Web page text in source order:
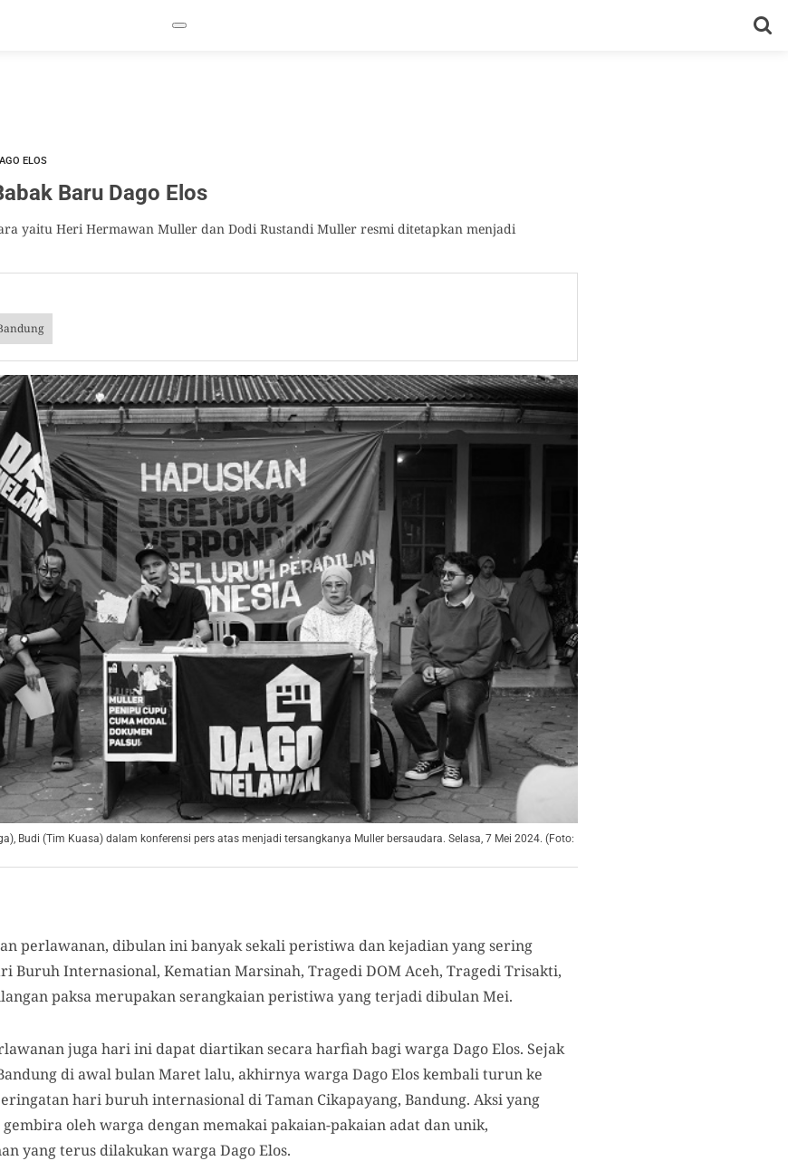
ELOS
Baru Dago Elos
yaitu Heri Hermawan Muller dan Dodi Rustandi Muller resmi ditetapkan menjadi
Budi (Tim Kuasa) dalam konferensi pers atas menjadi tersangkanya Muller bersaudara. Selasa, 7 Mei 2024. (Foto:
perlawanan, dibulan ini banyak sekali peristiwa dan kejadian yang sering
Buruh Internasional, Kematian Marsinah, Tragedi DOM Aceh, Tragedi Trisakti,
paksa merupakan serangkaian peristiwa yang terjadi dibulan Mei.
juga hari ini dapat diartikan secara harfiah bagi warga Dago Elos. Sejak
di awal bulan Maret lalu, akhirnya warga Dago Elos kembali turun ke
hari buruh internasional di Taman Cikapayang, Bandung. Aksi yang
oleh warga dengan memakai pakaian-pakaian adat dan unik,
yang terus dilakukan warga Dago Elos.